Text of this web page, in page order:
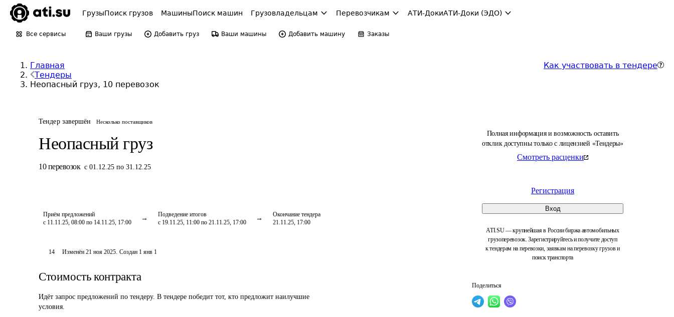
ГрузыПоиск грузов МашиныПоиск машин Грузовладельцам Перевозчикам АТИ-ДокиАТИ-Доки (ЭДО)
Все сервисы Ваши грузы Добавить груз Ваши машины Добавить машину Заказы
Главная
Тендеры
Неопасный груз, 10 перевозок
Как участвовать в тендере
Тендер завершён Несколько поставщиков
Неопасный груз
10 перевозок с 01.12.25 по 31.12.25
Приём предложений
с 11.11.25, 08:00 по 14.11.25, 17:00
Подведение итогов
с 19.11.25, 11:00 по 21.11.25, 17:00
Окончание тендера
21.11.25, 17:00
Полная информация и возможность оставить
отклик доступны только с лицензией «Тендеры»
Смотреть расценки
Регистрация
Вход
ATI.SU — крупнейшая в России биржа автомобильных
грузоперевозок. Зарегистрируйтесь и получите доступ
к тендерам на перевозки, заявкам на перевозку грузов и
поиск транспорта
Поделиться
14 Изменён21 ноя 2025. Создан 1 янв 1
Стоимость контракта
Идёт запрос предложений по тендеру. В тендере победит тот, кто предложит наилучшие
условия.